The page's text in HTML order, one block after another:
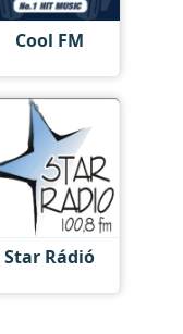
Cool FM
Star Rádió